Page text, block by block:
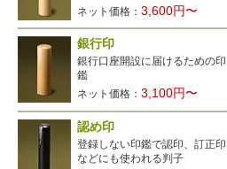
生レビュー公開中
ネット価格：3,600円〜
銀行印
銀行口座開設に届けるための印
鑑
ネット価格：3,100円〜
認め印
登録しない印鑑で認印、訂正印
などにも使われる判子